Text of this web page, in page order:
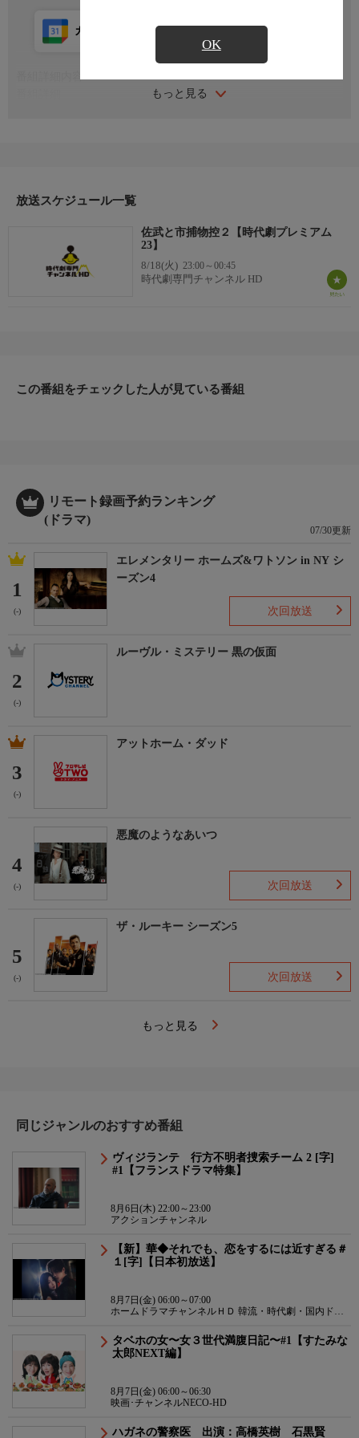
OK
もっと見る
カレンダー登録 アプリ視聴
番組詳細
代屋六兵衛（桑山正一）の妾宅に通りすがりに呼び込まれてもみ
治療をするが、妾のおしん（野川由美子）は市の顔を見て表情を
変える。その夜、酔って帰宅途中の市は、浪人に斬りつけられ、
これを斬り倒す。市は佐武を連れて現場に戻るが、死体は浪人と
う……。
放送スケジュール一覧
佐武と市捕物控２【時代劇プレミアム
23】
8/18(火) 23:00～00:45
時代劇専門チャンネル HD
この番組をチェックした人が見ている番組
リモート録画予約ランキング
(ドラマ)
07/30更新
1
(-)
エレメンタリー ホームズ&ワトソン in NY シ
ーズン4
次回放送
2
(-)
ルーヴル・ミステリー 黒の仮面
3
(-)
アットホーム・ダッド
4
(-)
悪魔のようなあいつ
次回放送
5
(-)
ザ・ルーキー シーズン5
次回放送
もっと見る
同じジャンルのおすすめ番組
ヴィジランテ 行方不明者捜索チーム 2 [字]
#1【フランスドラマ特集】
8月6日(木) 22:00～23:00
アクションチャンネル
【新】華◆それでも、恋をするには近すぎる＃
１[字]【日本初放送】
8月7日(金) 06:00～07:00
ホームドラマチャンネルＨＤ 韓流・時代劇・国内ドラ
タベホの女〜女３世代満腹日記〜#1【すたみな
太郎NEXT編】
8月7日(金) 06:00～06:30
映画･チャンネルNECO-HD
ハガネの警察医 出演：高橋英樹 石黒賢